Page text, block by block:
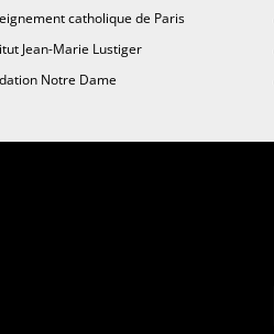
catholique de Paris
Jean-Marie Lustiger
Notre Dame